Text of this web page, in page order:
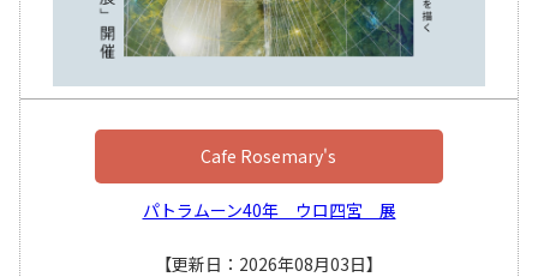
Cafe Rosemary's
パトラムーン40年 ウロ四宮 展
【更新日：2026年08月03日】